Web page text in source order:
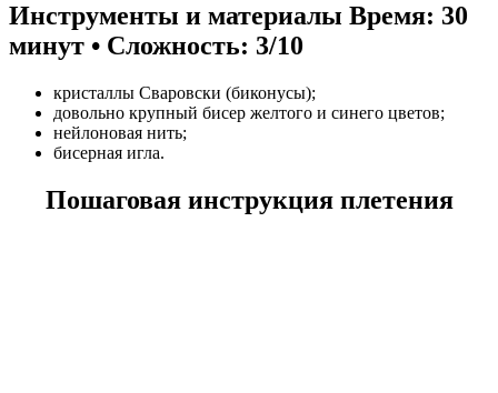
Инструменты и материалы Время: 30
минут • Сложность: 3/10
кристаллы Сваровски (биконусы);
довольно крупный бисер желтого и синего цветов;
нейлоновая нить;
бисерная игла.
Пошаговая инструкция плетения